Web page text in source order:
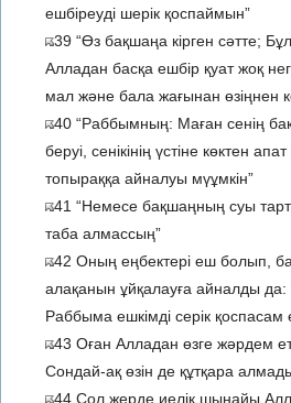
ешбіреуді шерік қоспаймын”
39 “Өз бақшаңа кірген сәтте;
Алладан басқа ешбір қуат жоқ
мал және бала жағынан өзіңнен
40 “Раббымның: Маған сенің
беруі, сенікінің үстіне көктен
топыраққа айналуы мүұмкін”
41 “Немесе бақшаңның суы
таба алмассың”
42 Оның еңбектері еш болып,
алақанын ұйқалауға айналды да:
Раббыма ешкімді серік қоспасам
43 Оған Алладан өзге жәрдем
Сондай-ақ өзін де құтқара
44 Сол жерде иелік шынайы